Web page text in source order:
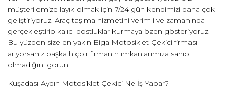
müşterilemize layık olmak için 7/24 gün kendimizi daha çok
geliştiriyoruz. Araç taşıma hizmetini verimli ve zamanında
gerçekleştirip kalıcı dostluklar kurmaya özen gösteriyoruz.
Bu yüzden size en yakın Biga Motosiklet Çekici firması
arıyorsanız başka hiçbir firmanın imkanlarımıza sahip
olmadığını görün.
Kuşadası Aydın Motosiklet Çekici Ne İş Yapar?